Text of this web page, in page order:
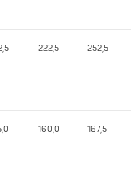
222,5 252,5
160,0 167,5